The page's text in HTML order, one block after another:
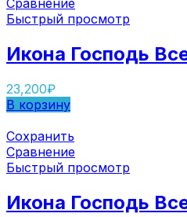
Сравнение
Быстрый просмотр
Икона Господь
23,200₽
В корзину
Сохранить
Сравнение
Быстрый просмотр
Икона Господь